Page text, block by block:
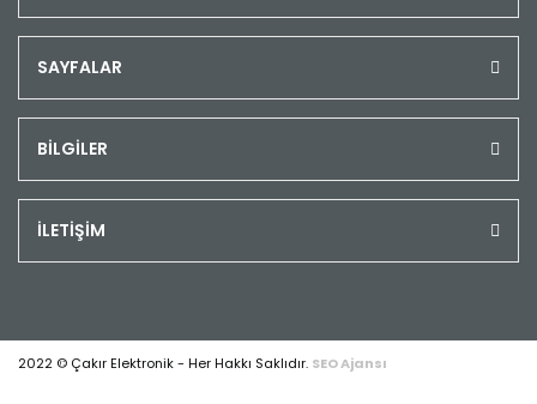
SAYFALAR
BİLGİLER
İLETİŞİM
2022 © Çakır Elektronik - Her Hakkı Saklıdır. SEO Ajansı